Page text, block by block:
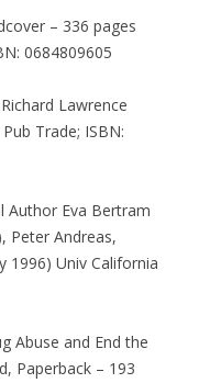
– 336 pages
0684809605
Lawrence
Trade; ISBN:
Author Eva Bertram
Peter Andreas,
1996) Univ California
Abuse and End the
Paperback – 193